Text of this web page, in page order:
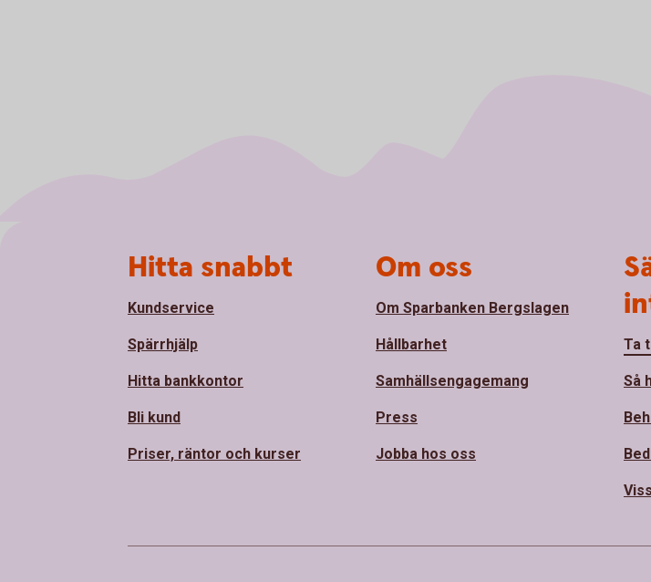
Hitta snabbt
Kundservice
Spärrhjälp
Hitta bankkontor
Bli kund
Priser, räntor och kurser
Om oss
Om Sparbanken Bergslagen
Hållbarhet
Samhällsengagemang
Press
Jobba hos oss
Ta
Så